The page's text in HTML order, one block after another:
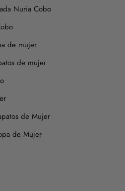
Nuria Cobo
de mujer
de mujer
de Mujer
de Mujer